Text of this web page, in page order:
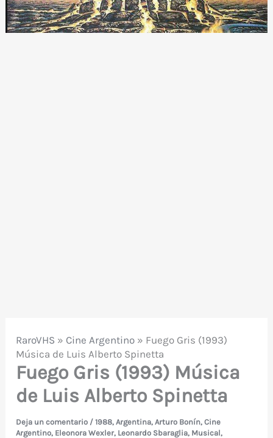
RaroVHS » Cine Argentino » Fuego Gris (1993)
Música de Luis Alberto Spinetta
Fuego Gris (1993) Música
de Luis Alberto Spinetta
Deja un comentario /1988,Argentina,Arturo Bonín,Cine
Argentino, Eleonora Wexler, Leonardo Sbaraglia, Musical,